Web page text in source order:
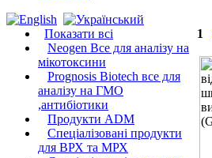
Показати всі
Neogen Все для аналізу на
мікотоксини
Prognosis Biotech все для
аналізу на ГМО
,антибіотики
Продукти ADM
Спеціалізовані продукти
для ВРХ та МРХ
1